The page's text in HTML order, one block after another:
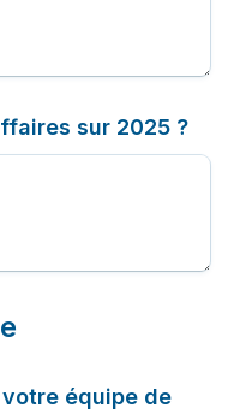
sur 2025 ?
équipe de